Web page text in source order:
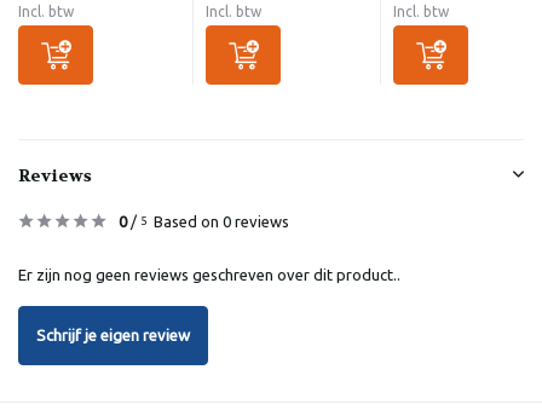
Incl. btw Incl. btw Incl. btw
Reviews
0/ 5 Based on 0 reviews
Er zijn nog geen reviews geschreven over dit product..
Schrijf je eigen review